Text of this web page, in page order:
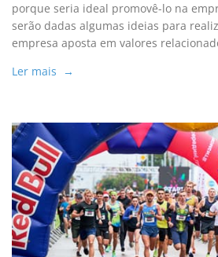
porque seria ideal promovê-lo na
serão dadas algumas ideias para
empresa aposta em valores
Ler mais →